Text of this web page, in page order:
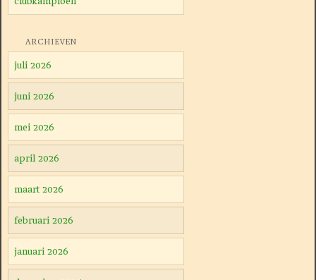
ARCHIEVEN
juli 2026
juni 2026
mei 2026
april 2026
maart 2026
februari 2026
januari 2026